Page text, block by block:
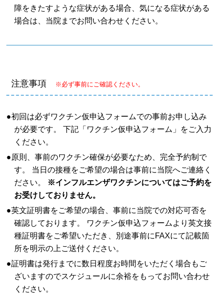
障をきたすような症状がある場合、気になる症状がある
場合は、当院までお問い合わせください。
注意事項 ※必ず事前にご確認ください。
●初回は必ずワクチン仮申込フォームでの事前お申し込み
が必要です。 下記「ワクチン仮申込フォーム」をご入力
ください。
●原則、事前のワクチン確保が必要なため、完全予約制で
す。 当日の接種をご希望の場合は事前に当院へご連絡く
ださい。 ※インフルエンザワクチンについてはご予約を
お受けしておりません。
●英文証明書をご希望の場合、事前に当院での対応可否を
確認しております。 ワクチン仮申込フォームより英文接
種証明書をご希望いただき、別途事前にFAXにて記載箇
所を明示の上ご送付ください。
●証明書は発行までに数日程度お時間をいただく場合もご
ざいますのでスケジュールに余裕をもってお問い合わせ
ください。